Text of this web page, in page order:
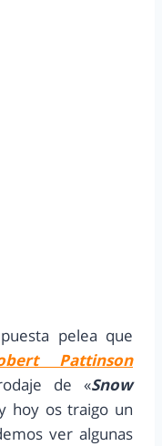
pelea que
Pattinson
de «Snow
hoy os traigo un
ver algunas